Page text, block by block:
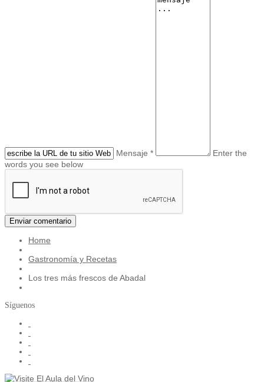
Mensaje *
Enter the
words you see below
Home
Gastronomía y Recetas
Los tres más frescos de Abadal
Síguenos